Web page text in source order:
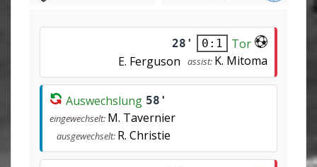
28' 0:1
Tor
E. Ferguson
assist: K. Mitoma
Auswechslung 58'
eingewechselt: M. Tavernier
ausgewechselt: R. Christie